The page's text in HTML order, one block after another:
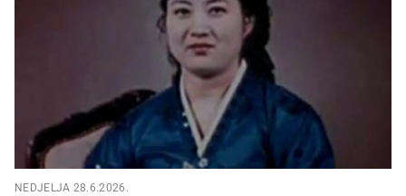
NEDJELJA 28.6.2026.